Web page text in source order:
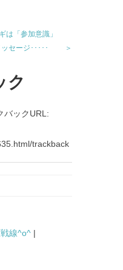
は「参加意識」
ッセージ･････ ＞
ク
バックURL:
trackback
線^o^ |